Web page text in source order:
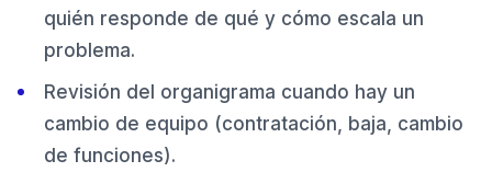
quién responde de qué y cómo escala un
problema.
Revisión del organigrama cuando hay un
cambio de equipo (contratación, baja, cambio
de funciones).